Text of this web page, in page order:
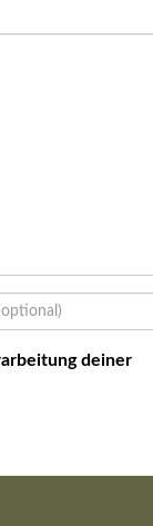
deiner